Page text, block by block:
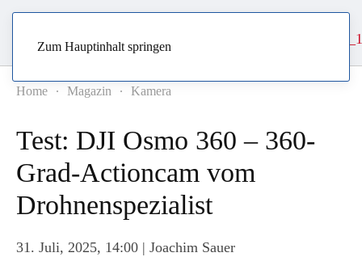
Zum Hauptinhalt springen
Home Magazin Kamera
Test: DJI Osmo 360 – 360-
Grad-Actioncam vom
Drohnenspezialist
31. Juli, 2025, 14:00 | Joachim Sauer